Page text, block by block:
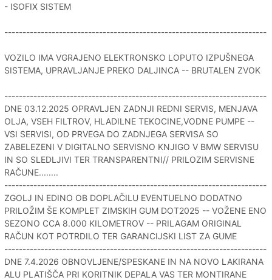
- ISOFIX SISTEM
------------------------------------------------------------------------
VOZILO IMA VGRAJENO ELEKTRONSKO LOPUTO IZPUŠNEGA
SISTEMA, UPRAVLJANJE PREKO DALJINCA -- BRUTALEN ZVOK
------------------------------------------------------------------------
DNE 03.12.2025 OPRAVLJEN ZADNJI REDNI SERVIS, MENJAVA
OLJA, VSEH FILTROV, HLADILNE TEKOCINE,VODNE PUMPE --
VSI SERVISI, OD PRVEGA DO ZADNJEGA SERVISA SO
ZABELEZENI V DIGITALNO SERVISNO KNJIGO V BMW SERVISU
IN SO SLEDLJIVI TER TRANSPARENTNI// PRILOZIM SERVISNE
RAČUNE........
------------------------------------------------------------------------
ZGOLJ IN EDINO OB DOPLAČILU EVENTUELNO DODATNO
PRILOŽIM ŠE KOMPLET ZIMSKIH GUM DOT2025 -- VOŽENE ENO
SEZONO CCA 8.000 KILOMETROV -- PRILAGAM ORIGINAL
RAČUN KOT POTRDILO TER GARANCIJSKI LIST ZA GUME
------------------------------------------------------------------------
DNE 7.4.2026 OBNOVLJENE/SPESKANE IN NA NOVO LAKIRANA
ALU PLATIŠČA PRI KORITNIK DEPALA VAS TER MONTIRANE